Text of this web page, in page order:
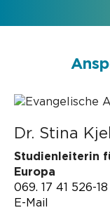
Dr. Stina
Studienleiterin
Europa
069. 17 41 526-18
E-Mail